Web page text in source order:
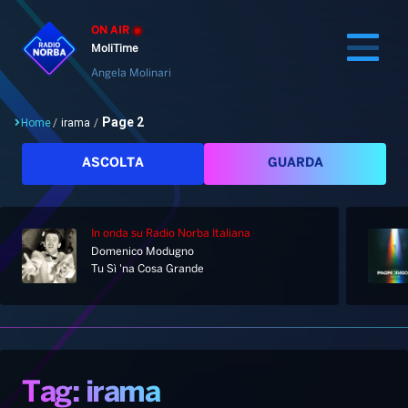
ON AIR
MoliTime
Angela Molinari
Home
Palinsesto
Notizie
Home/ irama / Page 2
ASCOLTA GUARDA
In onda su Radio Norba Italiana
Domenico Modugno
Tu Sì 'na Cosa Grande
Tag: irama